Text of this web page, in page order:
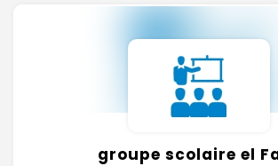
groupe scolaire el